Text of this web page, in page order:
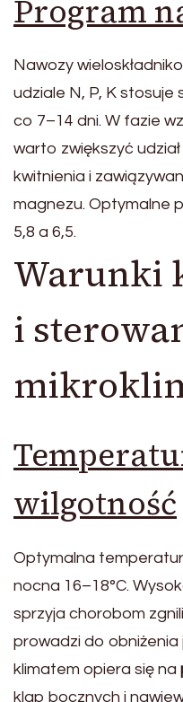
Program
Nawozy
udziale N, P, K stosuje
co 7–14 dni. W fazie
warto zwiększyć
kwitnienia i
magnezu. Optymalne
5,8 a 6,5.
Warunki
i
wilgotność
Optymalna
nocna 16–18°C.
sprzyja chorobom
prowadzi do
klimatem opiera się na
klap bocznych i